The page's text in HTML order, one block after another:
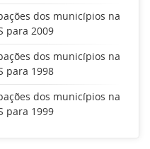
dos municípios na
para 2009
dos municípios na
para 1998
dos municípios na
para 1999